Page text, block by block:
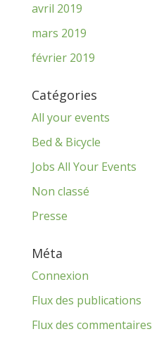
avril 2019
mars 2019
février 2019
Catégories
All your events
Bed & Bicycle
Jobs All Your Events
Non classé
Presse
Méta
Connexion
Flux des publications
Flux des commentaires